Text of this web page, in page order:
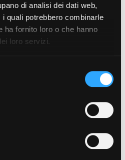
di analisi dei dati web,
quali potrebbero combinarle
ha fornito loro o che hanno
loro servizi.